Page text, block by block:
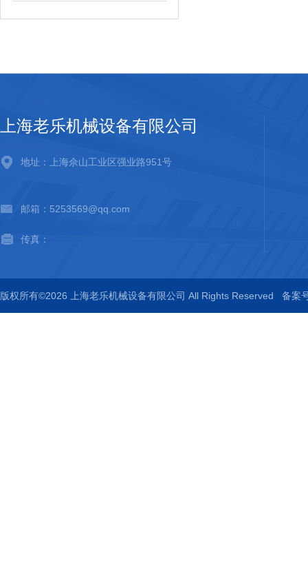
上海老乐机械设备有限公司
地址：上海佘山工业区强业路951号
邮箱：5253569@qq.com
传真：
版权所有©2026 上海老乐机械设备有限公司 All Rights Reserved 备案